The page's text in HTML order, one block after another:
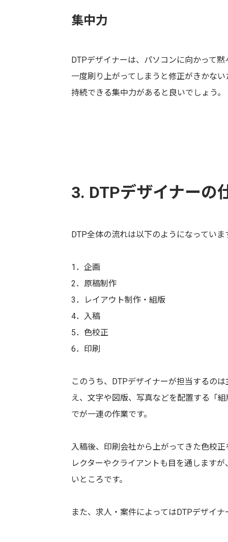
集中力
DTPデザイナーは、パソコンに向かって
一度刷り上がってしまうと修正がきかな
持続できる集中力があると良いでしょう。
3. DTPデザイナーの
DTP全体の流れは以下のようになっていま
1．企画
2．原稿制作
3．レイアウト制作・組版
4．入稿
5．色校正
6．印刷
このうち、DTPデザイナーが担当するの
え、文字や図版、写真などを配置する「
でが一連の作業です。
入稿後、印刷会社から上がってきた色校
レクターやクライアントも目を通します
いところです。
また、求人・案件によってはDTPデザイ